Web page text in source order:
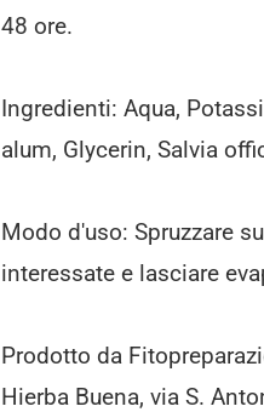
48 ore.
Ingredienti: Aqua,
alum, Glycerin, Salvia
Modo d'uso: Spruzzare
interessate e lasciare
Prodotto da
Hierba Buena, via S.